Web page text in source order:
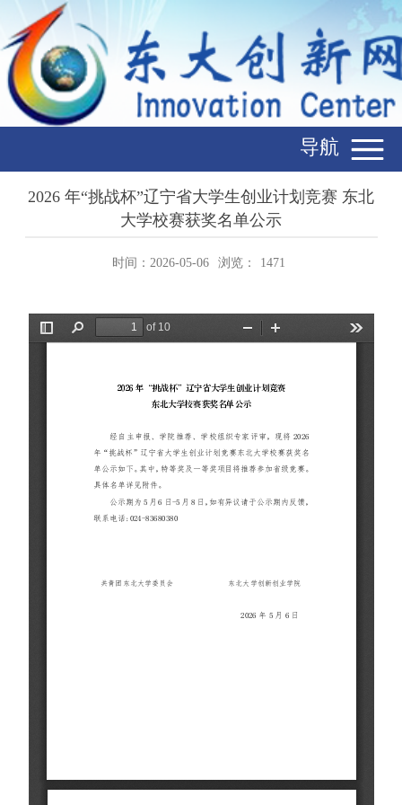
导航
2026 年“挑战杯”辽宁省大学生创业计划竞赛 东北
大学校赛获奖名单公示
时间：2026-05-06 浏览： 1471